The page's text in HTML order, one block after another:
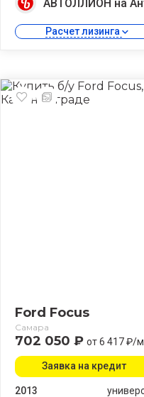
АВТОЛЛИОН на
Расчет лизинга
Ford Focus
Самара
702 050 ₽ от 6 417 ₽/
2013
Заявка на кредит